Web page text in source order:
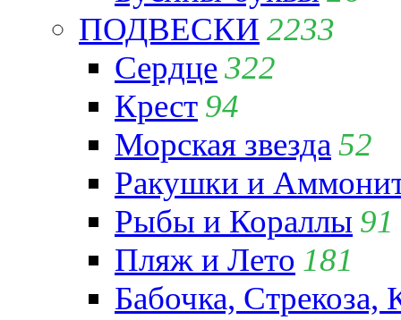
ПОДВЕСКИ 2233
Сердце322
Крест 94
Морская звезда 52
Ракушки и
Рыбы и Кораллы 91
Пляж и Лето 181
Бабочка,